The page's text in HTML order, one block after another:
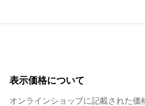
表示価格について
オンラインショップに記載された価